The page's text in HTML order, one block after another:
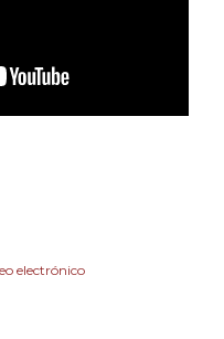
electrónico